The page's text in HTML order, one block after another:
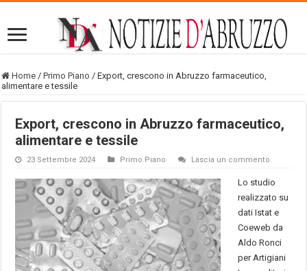
Home / Primo Piano / Export, crescono in Abruzzo farmaceutico,
alimentare e tessile
Export, crescono in Abruzzo farmaceutico,
alimentare e tessile
23 Settembre 2024 Primo Piano Lascia un commento
Lo studio
realizzato su
dati Istat e
Coeweb da
Aldo Ronci
per Artigiani